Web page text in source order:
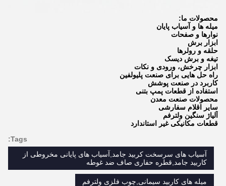
محصولات ما:
میله ها و آسیاب پایان
نوارها و صفحات
ابزار برش
حلقه و رولرها
تیغه و برش دیسک
ابزار چرخش، ورودی و نکات
راه حل هایی برای صنعت پلیولفین
کاربرد در صنعت پوشش
استفاده از قطعات پمپ بتنی
محصولات صنعت معدن
سایر اقلام سفارشی
آلیاژ سنگین ولترفم
قطعات مکانیکی غیر استاندارد
Tags:
آسیاب های سرسخت کربید جامد,آسیاب های پایانی مخروطی از
کاربید جامد,قطره حفاری صاف ضد غوطه
میله های کاربید سیمانی,چوب فلزی ولترفم